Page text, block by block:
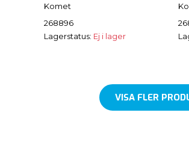
Komet
268896
Lagerstatus: Ej i lager
VISA FLER